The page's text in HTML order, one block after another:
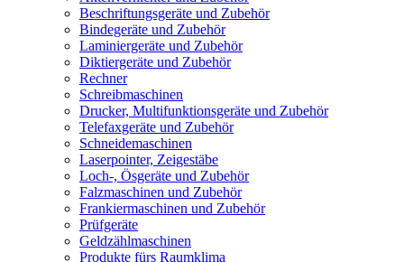
Beschriftungsgeräte und Zubehör
Bindegeräte und Zubehör
Laminiergeräte und Zubehör
Diktiergeräte und Zubehör
Rechner
Schreibmaschinen
Drucker, Multifunktionsgeräte und Zubehör
Telefaxgeräte und Zubehör
Schneidemaschinen
Laserpointer, Zeigestäbe
Loch-, Ösgeräte und Zubehör
Falzmaschinen und Zubehör
Frankiermaschinen und Zubehör
Prüfgeräte
Geldzählmaschinen
Produkte fürs Raumklima